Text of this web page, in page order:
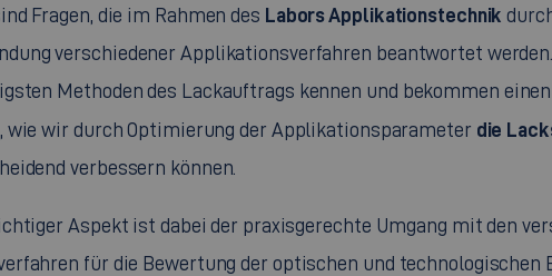
Fragen, die im Rahmen des Labors Applikationstechnik
verschiedener Applikationsverfahren beantwortet
Methoden des Lackauftrags kennen und bekommen
wie wir durch Optimierung der Applikationsparameter die
verbessern können.
Aspekt ist dabei der praxisgerechte Umgang mit den
für die Bewertung der optischen und technologischen